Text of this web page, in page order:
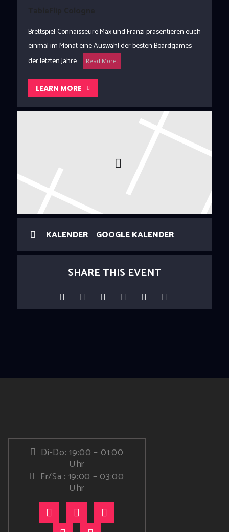
Brettspiel-Connaisseure Max und Franzi präsentieren euch
einmal im Monat eine Auswahl der besten Boardgames
der letzten Jahre....
Read More.
LEARN MORE
KALENDER GOOGLE KALENDER
SHARE THIS EVENT
Di-Do: 19:00 – 01:00
Uhr
Fr/Sa : 19:00 – 03:00
Uhr